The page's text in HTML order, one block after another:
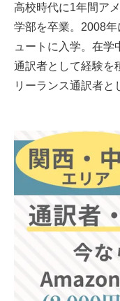
高校時代に1年間ア
学部を卒業。2008
ュートに入学。在
通訳者として経験を
リーランス通訳者と